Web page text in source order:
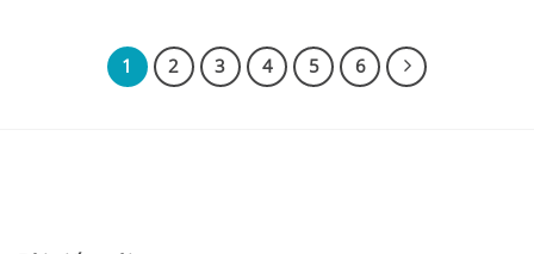
1 2 3 4 5 6